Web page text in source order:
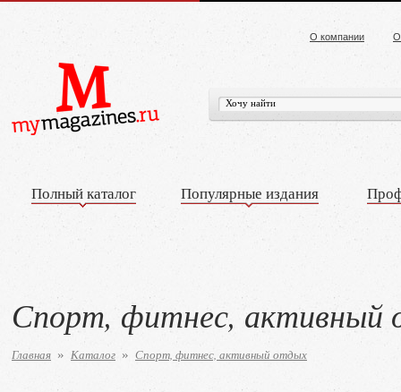
О компании
Полный каталог Популярные издания
Спорт, фитнес, активный
Главная » Каталог » Спорт, фитнес, активный отдых